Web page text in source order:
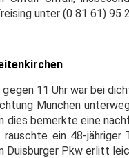
unter (0 81 61) 95
11 Uhr war bei
München
dies bemerkte eine
rauschte ein 48-
Duisburger Pkw erlitt